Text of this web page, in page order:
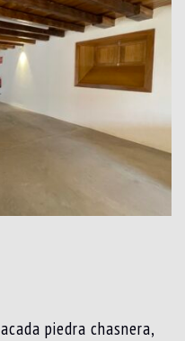
piedra chasnera,